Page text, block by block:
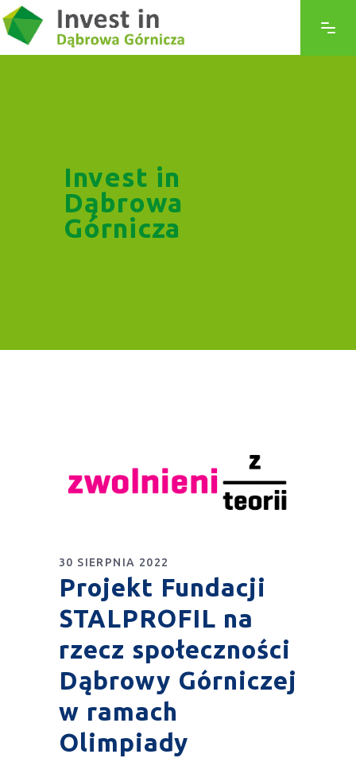
Invest in
Dąbrowa
Górnicza
30 SIERPNIA 2022
Projekt Fundacji
STALPROFIL na
rzecz społeczności
Dąbrowy Górniczej
w ramach
Olimpiady